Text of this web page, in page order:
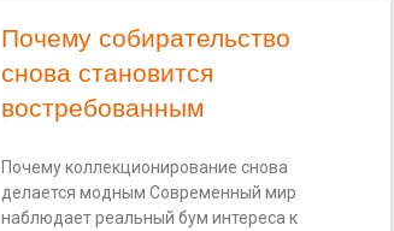
Почему собирательство
снова становится
востребованным
Почему коллекционирование снова
делается модным Современный мир
наблюдает реальный бум интереса к